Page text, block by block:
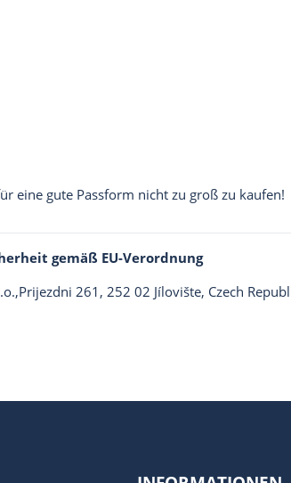
eine gute Passform nicht zu groß zu kaufen!
gemäß EU-Verordnung
261, 252 02 Jílovište, Czech